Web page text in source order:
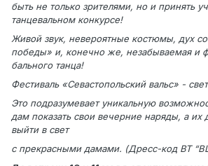
быть не только зрителями, но и принять
танцевальном конкурсе!
Живой звук, невероятные костюмы, дух
победы» и, конечно же, незабываемая и
бального танца!
Фестиваль «Севастопольский вальс» -
Это подразумевает уникальную
дам показать свои вечерние наряды, а
выйти в свет
с прекрасными дамами. (Дресс-код BT